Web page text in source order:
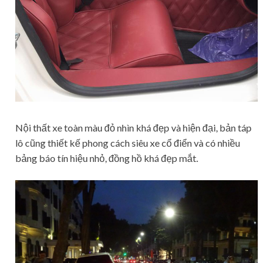
Nội thất xe toàn màu đỏ nhìn khá đẹp và hiện đại, bản táp
lô cũng thiết kế phong cách siêu xe cổ điển và có nhiều
bảng báo tín hiệu nhỏ, đồng hồ khá đẹp mắt.